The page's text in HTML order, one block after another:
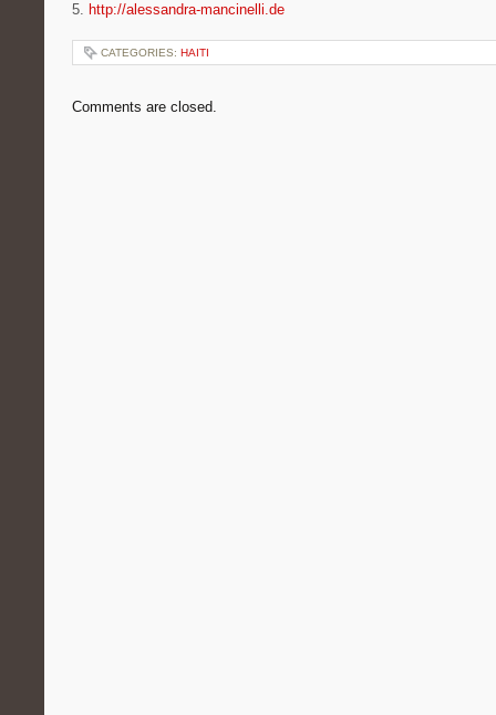
5. http://alessandra-mancinelli.de
CATEGORIES: HAITI
Comments are closed.